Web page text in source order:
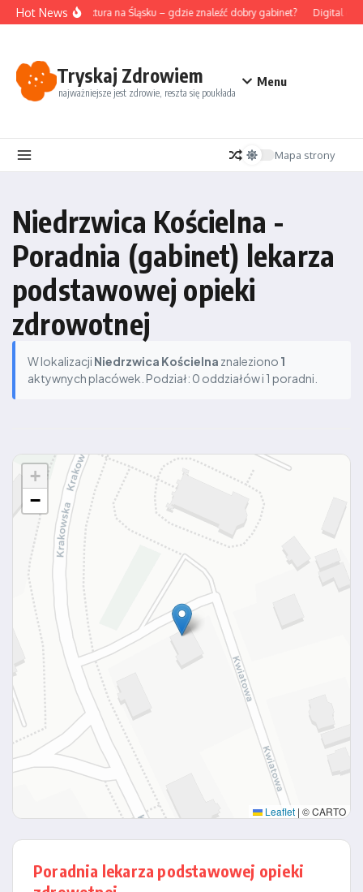
Przejdź do treści
Hot NewsAkupunktura na Śląsku – gdzie znaleźć dobry gabinet? Digital
Tryskaj Zdrowiem
najważniejsze jest zdrowie, reszta się poukłada
Menu
Mapa strony
Niedrzwica Kościelna -
Poradnia (gabinet) lekarza
podstawowej opieki
zdrowotnej
W lokalizacji Niedrzwica Kościelna znaleziono 1
aktywnych placówek. Podział: 0 oddziałów i 1 poradni.
+
−
Leaflet | © CARTO
Poradnia lekarza podstawowej opieki